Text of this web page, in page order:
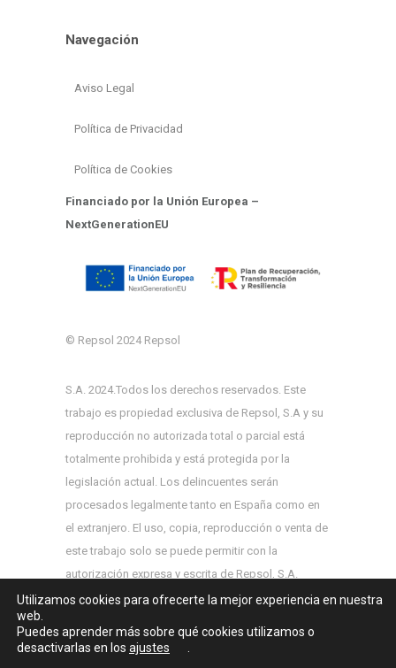
Navegación
Aviso Legal
Política de Privacidad
Política de Cookies
Financiado por la Unión Europea –
NextGenerationEU
© Repsol 2024 Repsol
S.A. 2024.Todos los derechos reservados. Este
trabajo es propiedad exclusiva de Repsol, S.A y su
reproducción no autorizada total o parcial está
totalmente prohibida y está protegida por la
legislación actual. Los delincuentes serán
procesados legalmente tanto en España como en
el extranjero. El uso, copia, reproducción o venta de
este trabajo solo se puede permitir con la
autorización expresa y escrita de Repsol, S.A.
Utilizamos cookies para ofrecerte la mejor experiencia en nuestra
web.
Puedes aprender más sobre qué cookies utilizamos o
desactivarlas en los ajustes